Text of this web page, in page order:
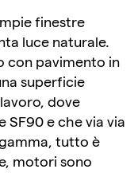
finestre
luce naturale.
con pavimento in
superficie
dove
SF90 e che via via
tutto è
motori sono